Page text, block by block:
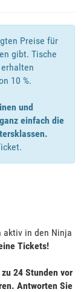
Preise für
gibt. Tische
10 %.
und
einfach die
aktiv in den Ninja
Tickets!
24 Stunden vor
Antworten Sie